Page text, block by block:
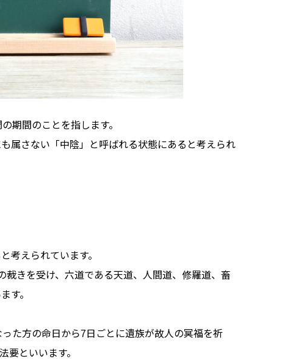
期間のことを指します。
属さない「中陰」と呼ばれる状態にあると考えられ
考えられています。
きを受け、六道である天道、人間道、修羅道、畜
す。
た方の命日から7日ごとに遺族が故人の冥福を祈
要といいます。